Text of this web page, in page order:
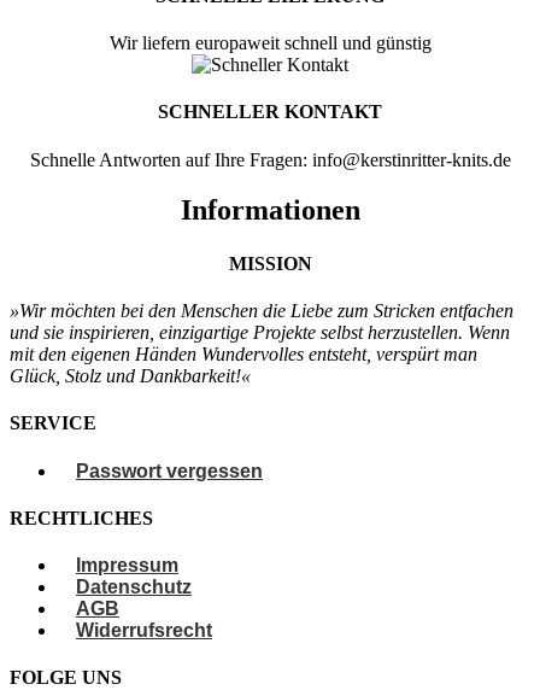
Wir liefern europaweit schnell und günstig
SCHNELLER KONTAKT
Schnelle Antworten auf Ihre Fragen: info@kerstinritter-knits.de
Informationen
MISSION
»Wir möchten bei den Menschen die Liebe zum Stricken entfachen
und sie inspirieren, einzigartige Projekte selbstherzustellen. Wenn
mit den eigenen Händen Wundervolles entsteht, verspürtman
Glück, Stolz und Dankbarkeit!«
SERVICE
Passwort vergessen
RECHTLICHES
Impressum
Datenschutz
AGB
Widerrufsrecht
FOLGE UNS